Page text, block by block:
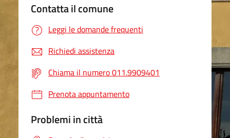
Contatta il comune
Leggi le domande frequenti
Richiedi assistenza
Chiama il numero 011.9909401
Prenota appuntamento
Problemi in città